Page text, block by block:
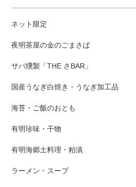
ネット限定
夜明茶屋の金のごまさば
サバ燻製「THE さBAR」
国産うなぎ白焼き・うなぎ加工品
海苔・ご飯のおとも
有明珍味・干物
有明海郷土料理・粕漬
ラーメン・スープ